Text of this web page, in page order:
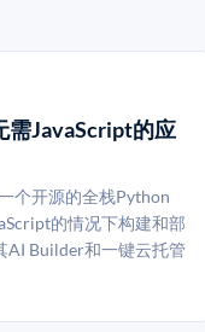
需JavaScript的应
个开源的全栈Python
的情况下构建和部
AI Builder和一键云托管